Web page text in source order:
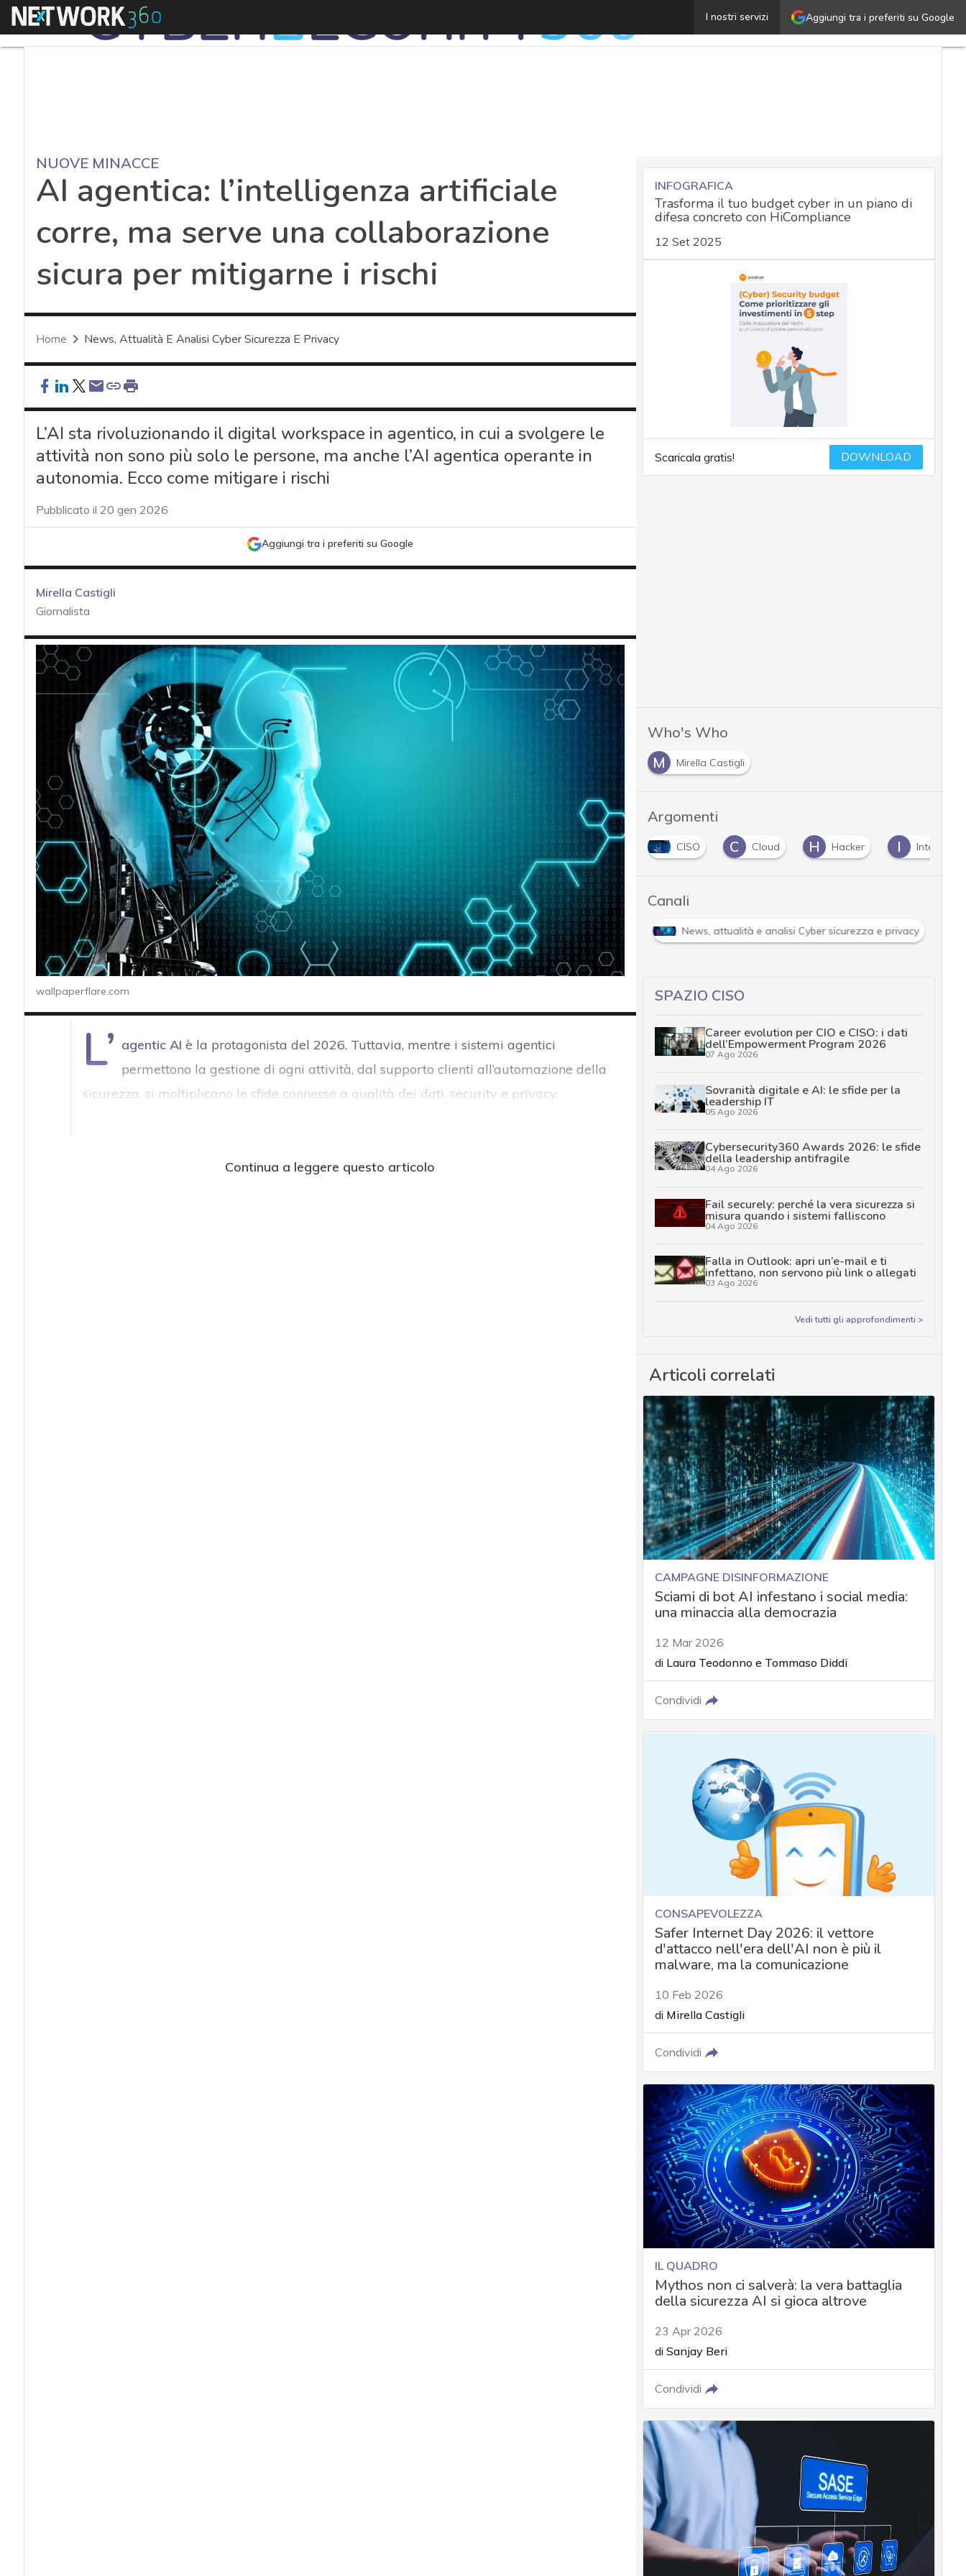
Aggiungi tra i preferiti su Google
I nostri servizi
Menu AI agentica: l’intelligenza artificiale corre, ma serve
NUOVE MINACCE
AI agentica: l’intelligenza artificiale
corre, ma serve una collaborazione
sicura per mitigarne i rischi
Home News, Attualità E Analisi Cyber Sicurezza E Privacy
L’AI sta rivoluzionando il digital workspace in agentico, in cui a svolgere le
attività non sono più solo le persone, ma anche l’AI agentica operante in
autonomia. Ecco come mitigare i rischi
Pubblicato il 20 gen 2026
Aggiungi tra i preferiti su Google
Mirella Castigli
Giornalista
wallpaperflare.com
L’ agentic AI è la protagonista del 2026. Tuttavia, mentre i sistemi agentici
permettono la gestione di ogni attività, dal supporto clienti all’automazione della
sicurezza, si moltiplicano le sfide connesse a qualità dei dati, security e privacy.
Continua a leggere questo articolo
INFOGRAFICA
Trasforma il tuo budget cyber in un piano di
difesa concreto con HiCompliance
12 Set 2025
Scaricala gratis! DOWNLOAD
Who's Who
M
Mirella Castigli
Argomenti
A
agentic ai CISO C Cloud H Hacker I
Canali
Attacchi hacker e Malware: le ultime news in tempo reale e gli approfondimenti News, attualità e analisi Cyber sicurezza e privacy
SPAZIO CISO
Career evolution per CIO e CISO: i dati
dell’Empowerment Program 2026
07 Ago 2026
Sovranità digitale e AI: le sfide per la
leadership IT
05 Ago 2026
Cybersecurity360 Awards 2026: le sfide
della leadership antifragile
04 Ago 2026
Fail securely: perché la vera sicurezza si
misura quando i sistemi falliscono
04 Ago 2026
Falla in Outlook: apri un’e-mail e ti
infettano, non servono più link o allegati
03 Ago 2026
Vedi tutti gli approfondimenti >
Articoli correlati
CAMPAGNE DISINFORMAZIONE
Sciami di bot AI infestano i social media:
una minaccia alla democrazia
12 Mar 2026
di Laura Teodonno e Tommaso Diddi
Condividi
CONSAPEVOLEZZA
Safer Internet Day 2026: il vettore
d'attacco nell'era dell'AI non è più il
malware, ma la comunicazione
10 Feb 2026
di Mirella Castigli
Condividi
IL QUADRO
Mythos non ci salverà: la vera battaglia
della sicurezza AI si gioca altrove
23 Apr 2026
di Sanjay Beri
Condividi